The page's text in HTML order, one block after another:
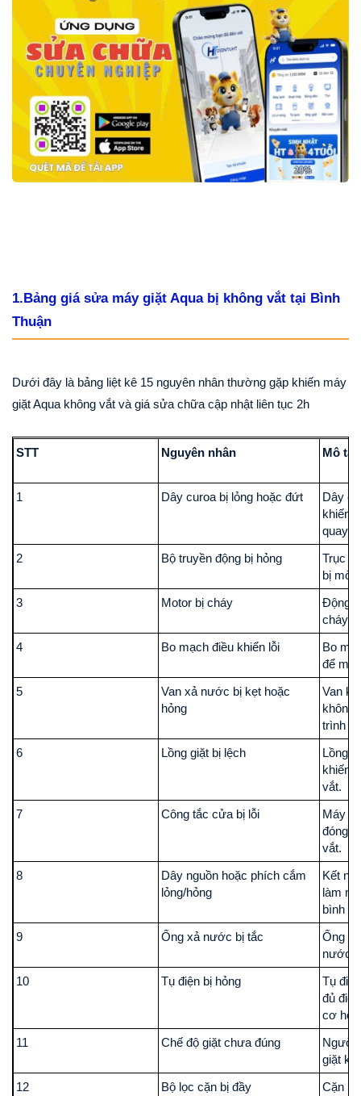
1.Bảng giá sửa máy giặt Aqua bị không vắt tại Bình
Thuận
Dưới đây là bảng liệt kê 15 nguyên nhân thường gặp khiến máy
giặt Aqua không vắt và giá sửa chữa cập nhật liên tục 2h
STT Nguyên nhân Mô tả
1 Dây curoa bị lỏng hoặc đứt
Dây
khiến
quay.
2 Bộ truyền động bị hỏng
Trục
bị
3 Motor bị cháy
Động
cháy
4 Bo mạch điều khiển lỗi
Bo
để
5
Van xả nước bị kẹt hoặc
hỏng
Van
không
trình
6 Lồng giặt bị lệch
Lồng
khiến
vắt.
7 Công tắc cửa bị lỗi
Máy
đóng,
vắt.
8
Dây nguồn hoặc phích cắm
lỏng/hỏng
Kết
làm
bình
9 Ống xả nước bị tắc
Ống bị
nước
10 Tụ điện bị hỏng
Tụ
đủ
cơ
11 Chế độ giặt chưa đúng
Người
giặt
12 Bộ lọc cặn bị đầy Cặn